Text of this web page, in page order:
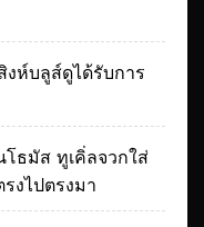
ห์บลูส์ดูได้รับการ
โธมัส ทูเคิ่ลจวกใส่
งไปตรงมา